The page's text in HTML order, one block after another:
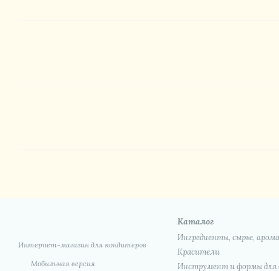
Интернет-магазин для кондитеров
Мобильная версия
Каталог
Ингредиенты, сырье,
Красители
Инструмент и формы для